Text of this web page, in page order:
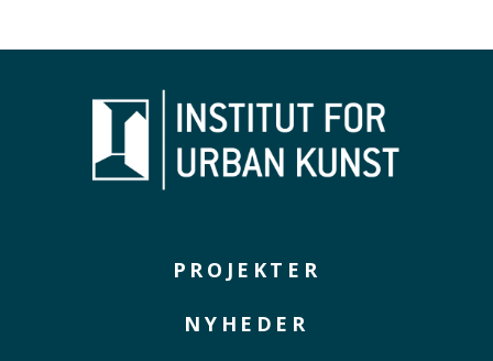
PROJEKTER
NYHEDER